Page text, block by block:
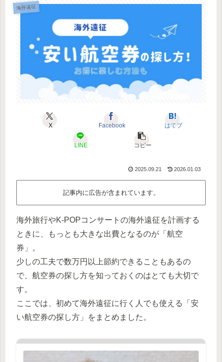
海外遠征
X Facebook はてブ
LINE コピー
2025.09.21 2026.01.03
記事内に広告が含まれています。
海外旅行やK-POPコンサートの海外遠征を計画する
ときに、もっとも大きな出費となるのが「航空
券」。
少しの工夫で数万円以上節約できることもあるの
で、航空券の探し方を知っておくのはとても大切で
す。
ここでは、初めて海外遠征に行く人でも使える「安
い航空券の探し方」をまとめました。